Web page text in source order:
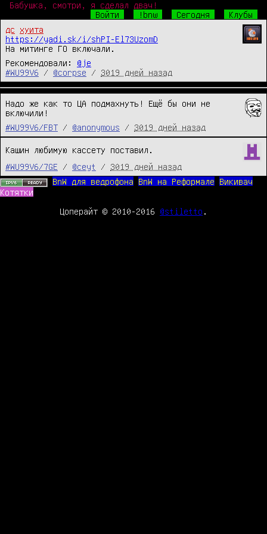
Бабушка, смотри, я сделал двач!
Войти
!bnw Сегодня
Клубы
дс
хуита
https://yadi.sk/i/shPI-El73UzomD
На митинге ГО включали.
Рекомендовали: @je
#WU99V6
/ @corpse / 3019 дней назад
Надо же как то ЦА подмахнуть! Ещё бы они не
включили!
#WU99V6/FBT
/ @anonymous / 3019 дней назад
Кашин любимую кассету поставил.
#WU99V6/7GE
/ @ceyt / 3019 дней назад
BnW для ведрофона
BnW на Реформале
Викивач
Котятки
Цоперайт © 2010-2016 @stiletto